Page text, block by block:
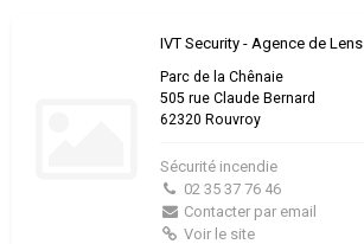
IVT Security - Agence de Lens
Parc de la Chênaie
505 rue Claude Bernard
62320 Rouvroy
Sécurité incendie
02 35 37 76 46
Contacter par email
Voir le site